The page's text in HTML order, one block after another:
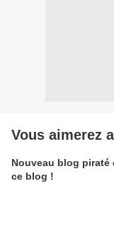
Vous aimerez
Nouveau blog piraté
ce blog !